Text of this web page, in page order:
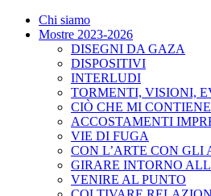
Chi siamo
Mostre 2023-2026
DISEGNI DA GAZA
DISPOSITIVI
INTERLUDI
TORMENTI, VISIONI,
CIÒ CHE MI CONTIENE
ACCOSTAMENTI
VIE DI FUGA
CON L’ARTE CON GLI
GIRARE INTORNO
VENIRE AL PUNTO